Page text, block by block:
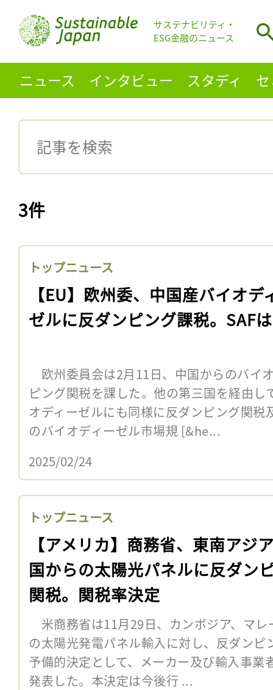
サステナビリティ・
ESG金融のニュース
ニュース インタビュー スタディ
3件
トップニュース
【EU】欧州委、中国産バイオデ
ゼルに反ダンピング課税。SAF
欧州委員会は2月11日、中国からのバイ
ピング関税を課した。他の第三国を経由し
オディーゼルにも同様に反ダンピング関
のバイオディーゼル市場規 [&he...
2025/02/24
トップニュース
【アメリカ】商務省、東南アジ
国からの太陽光パネルに反ダン
関税。関税率決定
米商務省は11月29日、カンボジア、マレ
の太陽光発電パネル輸入に対し、反ダン
予備的決定として、メーカー及び輸入事業
発表した。本決定は今後行 ...